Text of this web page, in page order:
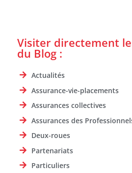
Visiter directement
du Blog :
Actualités
Assurance-vie-placements
Assurances collectives
Assurances des
Deux-roues
Partenariats
Particuliers